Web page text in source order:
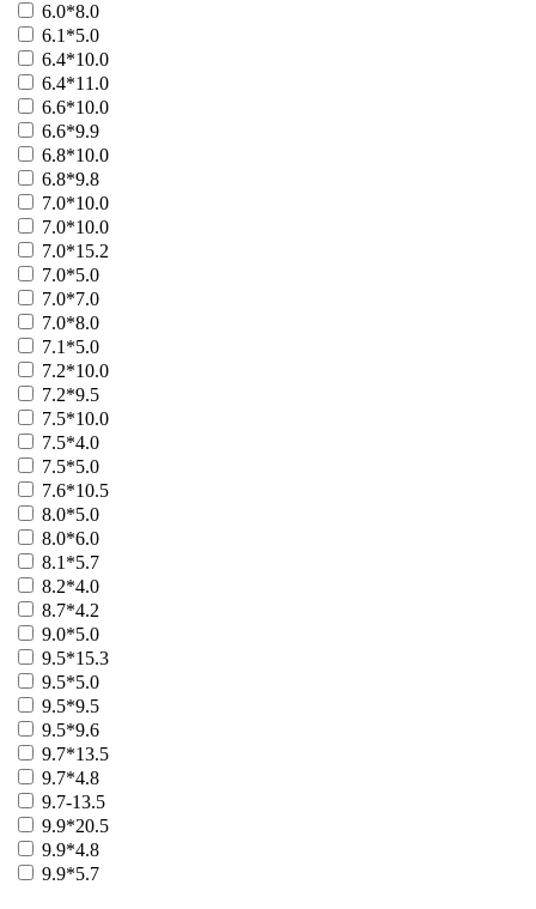
Больше
6.0*8.0
6.1*5.0
6.4*10.0
6.4*11.0
6.6*10.0
6.6*9.9
6.8*10.0
6.8*9.8
7.0*10.0
7.0*10.0
7.0*15.2
7.0*5.0
7.0*7.0
7.0*8.0
7.1*5.0
7.2*10.0
7.2*9.5
7.5*10.0
7.5*4.0
7.5*5.0
7.6*10.5
8.0*5.0
8.0*6.0
8.1*5.7
8.2*4.0
8.7*4.2
9.0*5.0
9.5*15.3
9.5*5.0
9.5*9.5
9.5*9.6
9.7*13.5
9.7*4.8
9.7-13.5
9.9*20.5
9.9*4.8
9.9*5.7